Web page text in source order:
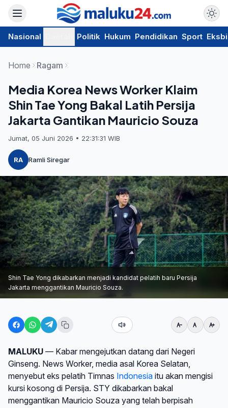
Nasional Politik Hukum Pendidikan Sport
Home Ragam
Media Korea News Worker Klaim
Shin Tae Yong Bakal Latih Persija
Jakarta Gantikan Mauricio Souza
Jumat, 05 Juni 2026 • 22:31:31 WIB
RA Ramli Siregar
Shin Tae Yong dikabarkan menjadi kandidat pelatih baru Persija
Jakarta menggantikan Mauricio Souza.
MALUKU — Kabar mengejutkan datang dari Negeri
Ginseng. News Worker, media asal Korea Selatan,
menyebut eks pelatih Timnas Indonesia itu akan mengisi
kursi kosong di Persija. STY dikabarkan bakal
menggantikan Mauricio Souza yang telah berpisah